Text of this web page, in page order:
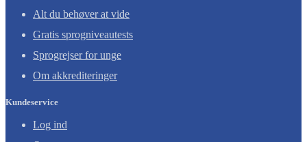
Alt du behøver at vide
Gratis sprogniveautests
Sprogrejser for unge
Om akkrediteringer
Kundeservice
Log ind